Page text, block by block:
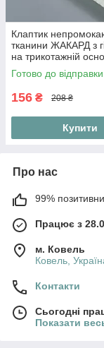
Клаптик
тканини ЖАКАРД з
на трикотажній
кольору, розмір
Готово до відправки
156 ₴ 208 ₴
Купити
Про нас
99%
Працює з
м. Ковель
Ковель,
Контакти
Сьогодні
Показати